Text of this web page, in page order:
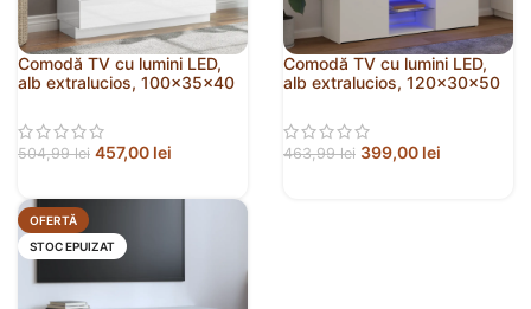
Comodă TV cu lumini LED,
alb extralucios, 100x35x40
504,99lei 457,00 lei
Comodă TV cu lumini LED,
alb extralucios, 120x30x50
463,99lei 399,00 lei
OFERTĂ
STOC EPUIZAT